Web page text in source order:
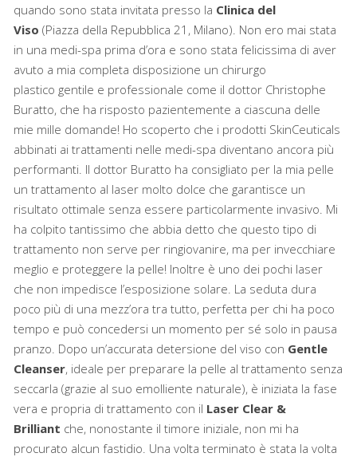
quando sono stata invitata presso la Clinica del
Viso (Piazza della Repubblica 21, Milano). Non ero mai stata
in una medi-spa prima d’ora e sono stata felicissima di aver
avuto a mia completa disposizione un chirurgo
plastico gentile e professionale come il dottor Christophe
Buratto, che ha risposto pazientemente a ciascuna delle
mie mille domande! Ho scoperto che i prodotti SkinCeuticals
abbinati ai trattamenti nelle medi-spa diventano ancora più
performanti. Il dottor Buratto ha consigliato per la mia pelle
un trattamento al laser molto dolce che garantisce un
risultato ottimale senza essere particolarmente invasivo. Mi
ha colpito tantissimo che abbia detto che questo tipo di
trattamento non serve per ringiovanire, ma per invecchiare
meglio e proteggere la pelle! Inoltre è uno dei pochi laser
che non impedisce l’esposizione solare. La seduta dura
poco più di una mezz’ora tra tutto, perfetta per chi ha poco
tempo e può concedersi un momento per sé solo in pausa
pranzo. Dopo un’accurata detersione del viso con Gentle
Cleanser, ideale per preparare la pelle al trattamento senza
seccarla (grazie al suo emolliente naturale), è iniziata la fase
vera e propria di trattamento con il Laser Clear &
Brilliant che, nonostante il timore iniziale, non mi ha
procurato alcun fastidio. Una volta terminato è stata la volta